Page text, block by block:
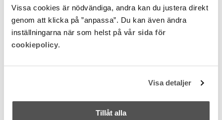
Vissa cookies är nödvändiga, andra kan du justera direkt
genom att klicka på ”anpassa”. Du kan även ändra
inställningarna när som helst på vår sida för
cookiepolicy.
Visa detaljer
Tillåt alla
användbara inredningstips, spännande insikter och
inspirerande miljöer.
Jag godkänner att Joy of Plenty lagrar och behandlar